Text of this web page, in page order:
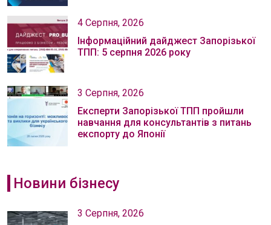
4 Серпня, 2026
Інформаційний дайджест Запорізької
ТПП: 5 серпня 2026 року
3 Серпня, 2026
Експерти Запорізької ТПП пройшли
навчання для консультантів з питань
експорту до Японії
Новини бізнесу
3 Серпня, 2026